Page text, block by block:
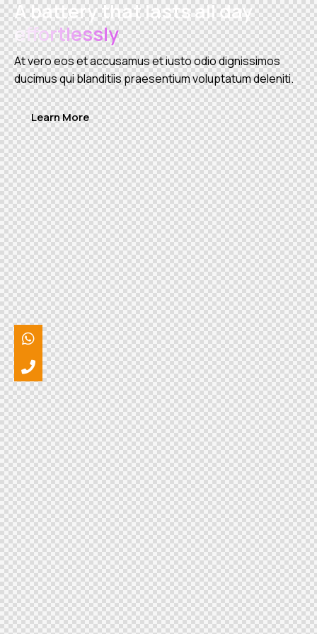
A battery that lasts all day
effortlessly
At vero eos et accusamus et iusto odio dignissimos
ducimus qui blanditiis praesentium voluptatum deleniti.
Learn More